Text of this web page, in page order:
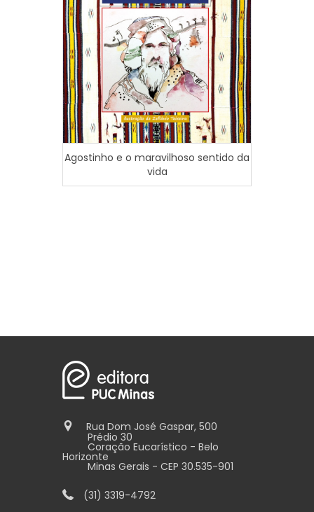
Agostinho e o maravilhoso sentido da
vida
Rua Dom José Gaspar, 500
Prédio 30
Coração Eucarístico - Belo
Horizonte
Minas Gerais - CEP 30.535-901
(31) 3319-4792